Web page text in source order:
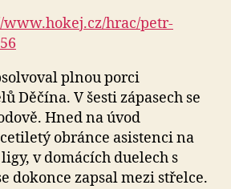
www.hokej.cz/hrac/petr-
plnou porci
Děčína. V šesti zápasech se
Hned na úvod
obránce asistenci na
v domácích duelech s
dokonce zapsal mezi střelce.